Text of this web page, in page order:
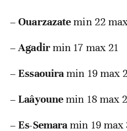
–Ouarzazatemin 22
–Agadirmin 17 max 21
–Essaouiramin 19 max
–Laâyounemin 18 max
–Es-Semaramin 19 max